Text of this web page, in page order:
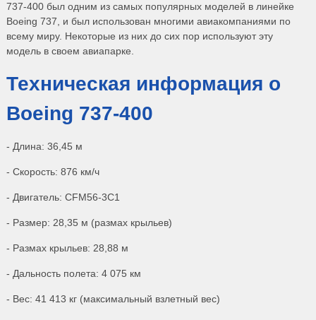
737-400 был одним из самых популярных моделей в линейке
Boeing 737, и был использован многими авиакомпаниями по
всему миру. Некоторые из них до сих пор используют эту
модель в своем авиапарке.
Техническая информация о
Boeing 737-400
- Длина: 36,45 м
- Скорость: 876 км/ч
- Двигатель: CFM56-3C1
- Размер: 28,35 м (размах крыльев)
- Размах крыльев: 28,88 м
- Дальность полета: 4 075 км
- Вес: 41 413 кг (максимальный взлетный вес)